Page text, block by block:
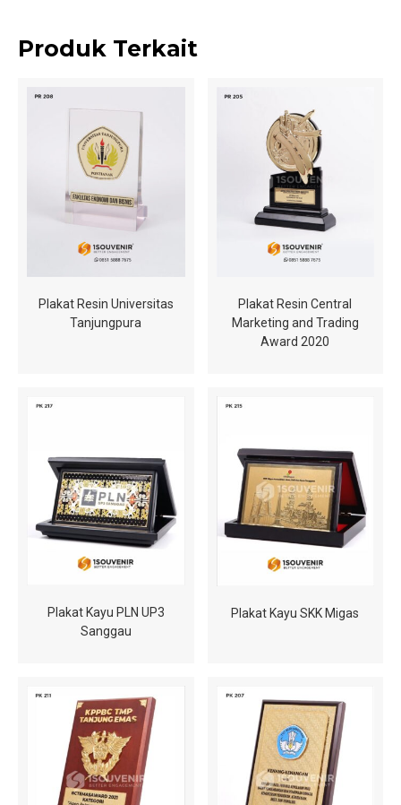
Produk Terkait
Plakat Resin Universitas
Tanjungpura
Plakat Resin Central
Marketing and Trading
Award 2020
Plakat Kayu PLN UP3
Sanggau
Plakat Kayu SKK Migas